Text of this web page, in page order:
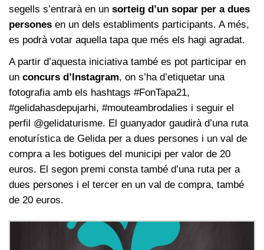
segells s’entrarà en un sorteig d’un sopar per a dues
persones en un dels establiments participants. A més,
es podrà votar aquella tapa que més els hagi agradat.
A partir d’aquesta iniciativa també es pot participar en
un concurs d’Instagram, on s’ha d’etiquetar una
fotografia amb els hashtags #FonTapa21,
#gelidahasdepujarhi, #mouteambrodalies i seguir el
perfil @gelidaturisme. El guanyador gaudirà d’una ruta
enoturística de Gelida per a dues persones i un val de
compra a les botigues del municipi per valor de 20
euros. El segon premi consta també d’una ruta per a
dues persones i el tercer en un val de compra, també
de 20 euros.